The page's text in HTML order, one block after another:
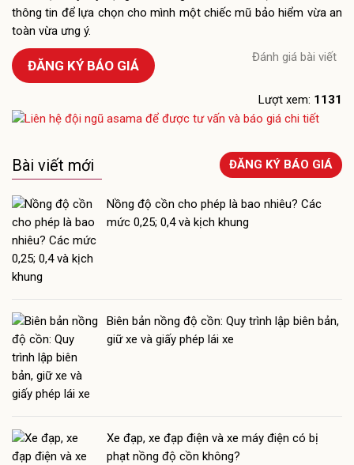
thông tin để lựa chọn cho mình một chiếc mũ bảo hiểm vừa an
toàn vừa ưng ý.
Đánh giá bài viết
ĐĂNG KÝ BÁO GIÁ
Lượt xem: 1131
Bài viết mới ĐĂNG KÝ BÁO GIÁ
Nồng độ cồn cho phép là bao nhiêu? Các
mức 0,25; 0,4 và kịch khung
Biên bản nồng độ cồn: Quy trình lập biên bản,
giữ xe và giấy phép lái xe
Xe đạp, xe đạp điện và xe máy điện có bị
phạt nồng độ cồn không?